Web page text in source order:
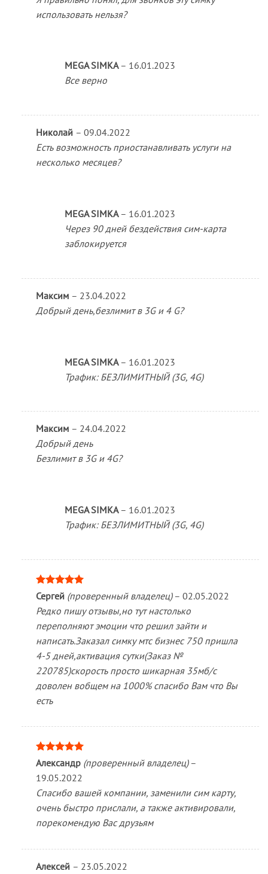
использовать нельзя?
MEGA SIMKA – 16.01.2023
Все верно
Николай – 09.04.2022
Есть возможность приостанавливать услуги на
несколько месяцев?
MEGA SIMKA – 16.01.2023
Через 90 дней бездействия сим-карта
заблокируется
Максим – 23.04.2022
Добрый день,безлимит в 3G и 4 G?
MEGA SIMKA – 16.01.2023
Трафик: БЕЗЛИМИТНЫЙ (3G, 4G)
Максим – 24.04.2022
Добрый день
Безлимит в 3G и 4G?
MEGA SIMKA – 16.01.2023
Трафик: БЕЗЛИМИТНЫЙ (3G, 4G)
Оценка5
из 5
Сергей (проверенный владелец) – 02.05.2022
Редко пишу отзывы,но тут настолько
переполняют эмоции что решил зайти и
написать.Заказал симку мтс бизнес 750 пришла
4-5 дней,активация сутки(Заказ №
220785)скорость просто шикарная 35мб/с
доволен вобщем на 1000% спасибо Вам что Вы
есть
Оценка5
Александр (проверенный владелец) –
19.05.2022
Спасибо вашей компании, заменили сим карту,
очень быстро прислали, а также активировали,
порекомендую Вас друзьям
Алексей – 23.05.2022